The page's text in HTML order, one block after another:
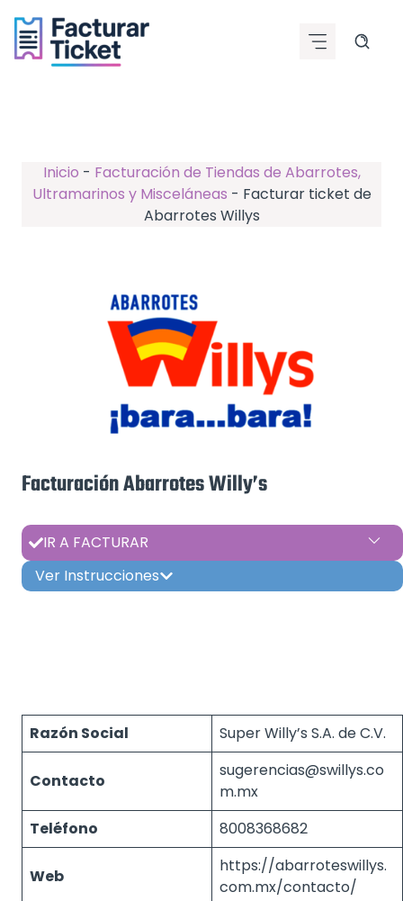
contenido
Inicio - Facturación de Tiendas de Abarrotes,
Ultramarinos y Misceláneas - Facturar ticket de
Abarrotes Willys
Facturación Abarrotes Willy’s
IR A FACTURAR
Ver Instrucciones
Razón Social Super Willy’s S.A. de C.V.
Contacto
sugerencias@swillys.co
m.mx
Teléfono
8008368682
Web
https://abarroteswillys.
com.mx/contacto/